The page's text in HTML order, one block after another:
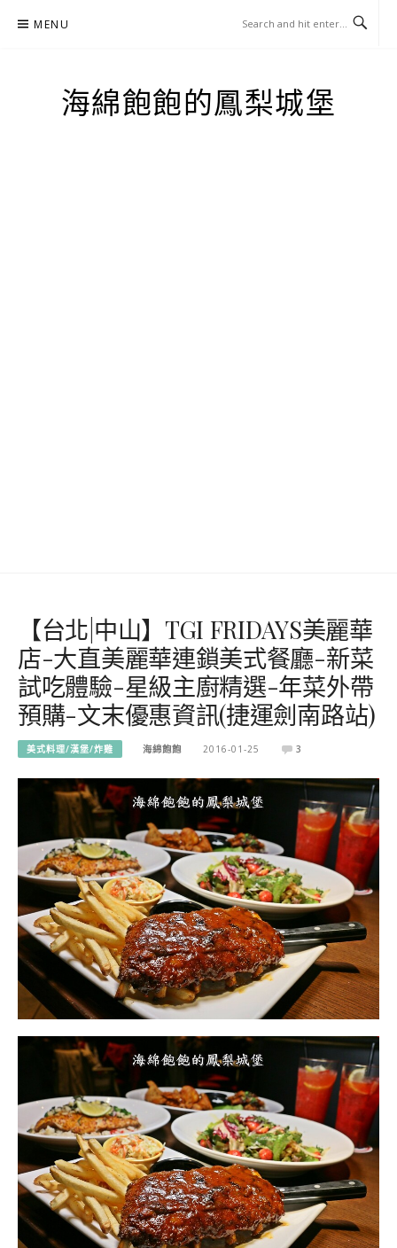
MENU
海綿飽飽的鳳梨城堡
【台北|中山】TGI FRIDAYS美麗華
店-大直美麗華連鎖美式餐廳-新菜
試吃體驗-星級主廚精選-年菜外帶
預購-文末優惠資訊(捷運劍南路站)
美式料理/漢堡/炸雞 海綿飽飽 2016-01-25 3